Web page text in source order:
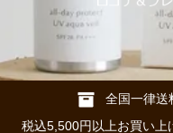
全国一律送
税込5,500円以上お買い上